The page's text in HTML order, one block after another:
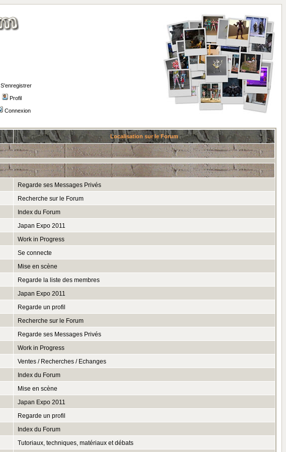
S'enregistrer
Profil
Connexion
Localisation sur le Forum
Regarde ses Messages Privés
Recherche sur le Forum
Index du Forum
Japan Expo 2011
Work in Progress
Se connecte
Mise en scène
Regarde la liste des membres
Japan Expo 2011
Regarde un profil
Recherche sur le Forum
Regarde ses Messages Privés
Work in Progress
Ventes / Recherches / Echanges
Index du Forum
Mise en scène
Japan Expo 2011
Regarde un profil
Index du Forum
Tutoriaux, techniques, matériaux et débats